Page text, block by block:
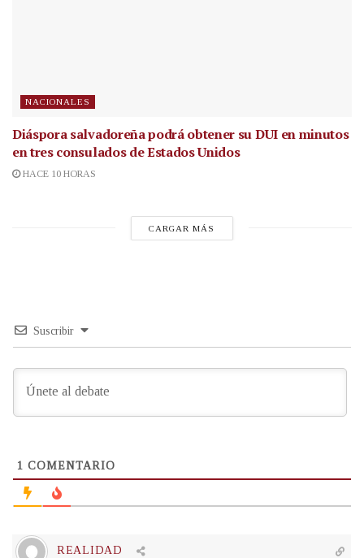
NACIONALES
Diáspora salvadoreña podrá obtener su DUI en minutos
en tres consulados de Estados Unidos
HACE 10 HORAS
CARGAR MÁS
Suscribir
1 COMENTARIO
REALIDAD